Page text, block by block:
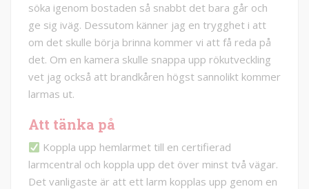
söka igenom bostaden så snabbt det bara går och
ge sig iväg. Dessutom känner jag en trygghet i att
om det skulle börja brinna kommer vi att få reda på
det. Om en kamera skulle snappa upp rökutveckling
vet jag också att brandkåren högst sannolikt kommer
larmas ut.
Att tänka på
Koppla upp hemlarmet till en certifierad
larmcentral och koppla upp det över minst två vägar.
Det vanligaste är att ett larm kopplas upp genom en